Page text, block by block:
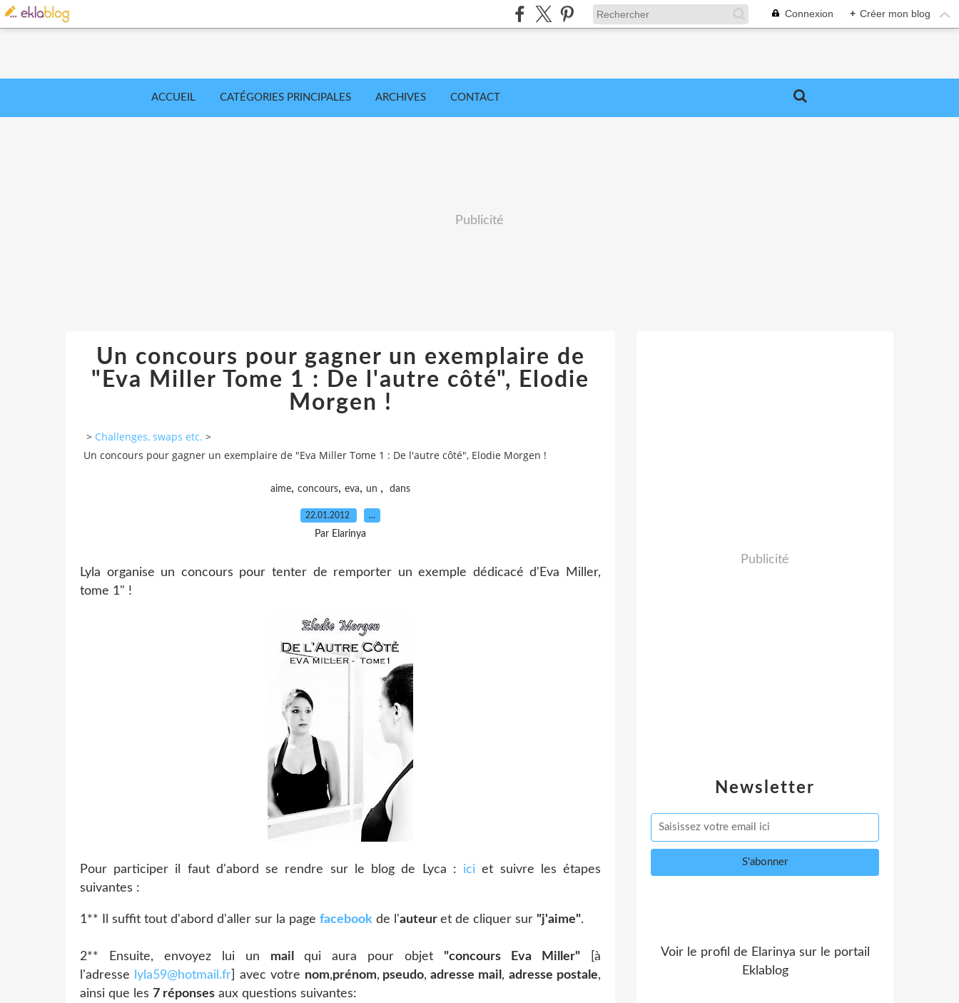
Connexion + Créer mon blog
ACCUEIL CATÉGORIES PRINCIPALES ARCHIVES CONTACT
Publicité
Un concours pour gagner un exemplaire de
"Eva Miller Tome 1 : De l'autre côté", Elodie
Morgen !
> Challenges, swaps etc. >
Un concours pour gagner un exemplaire de "Eva Miller Tome 1 : De l'autre côté", Elodie Morgen !
aime, concours, eva, un , dans
22.01.2012 …
Par Elarinya
Lyla organise un concours pour tenter de remporter un exemple dédicacé d'Eva Miller,
tome 1" !
Pour participer il faut d'abord se rendre sur le blog de Lyca : ici et suivre les étapes
suivantes :
1** Il suffit tout d'abord d'aller sur la page facebook de l'auteur et de cliquer sur "j'aime".
2** Ensuite, envoyez lui un mail qui aura pour objet "concours Eva Miller" [à
l'adresse
lyla59@hotmail.fr] avec votre nom,prénom, pseudo, adresse mail ,adresse postale,
ainsi que les 7 réponses aux questions suivantes:
Newsletter
Publicité
Voir le profil de Elarinya sur le portail
Eklablog